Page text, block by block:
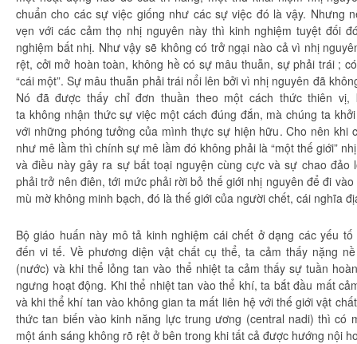
chuẩn cho các sự việc giống như các sự việc đó là vậy. Nhưng
vẹn với các cảm thọ nhị nguyên này thì kinh nghiệm tuyệt đối
nghiệm bất nhị. Như vậy sẽ không có trở ngại nào cả vì nhị
rệt, cởi mở hoàn toàn, không hề có sự mâu thuẫn, sựphải trái;
“cái một”. Sự mâu thuẫn phải tráinổi lên bởi vì nhị nguyên đã
Nó đã được thấy chỉđơn thuần theo một cách thứcthiên vị,
ta không nhận thứcsự việc một cách đúng đắn, màchúng ta
với những phóng tưởng của mình thực sự hiện hữu. Cho nên khi
như mê lầm thì chính sự mê lầm đó không phải là “một thế giới”
và điều này gây ra sự bất toại nguyện cùng cực và sự chao đảo
phải trở nên điên, tới mức phải rời bỏ thế giới nhị nguyên đểđi vào
mù mờ không minh bạch, đó là thế giới của người chết, cái nghĩa
Bộ giáo huấn này mô tả kinh nghiệm cái chết ở dạng cácyếu tố
đếnvi tế. Vềphương diện vật chất cụ thể, tacảm thấy nặng
(nước) và khi thể lỏng tan vào thể nhiệt ta cảm thấysựtuần
ngưng hoạt động. Khi thể nhiệt tan vào thể khí, ta bắt đầu mất
và khi thể khí tan vào không gian ta mất liên hệvớithế giới vật chất
thức tan biến vào kinh năng lựctrung ương (central nadi) thì có
một ánh sáng không rõ rệt ở bên trong khi tất cả được hướng nội